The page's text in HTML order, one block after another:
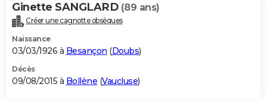
Ginette SANGLARD (89 ans)
Créer une cagnotte obsèques
Naissance
03/03/1926 à Besançon (Doubs)
Décès
09/08/2015 à Bollène (Vaucluse)